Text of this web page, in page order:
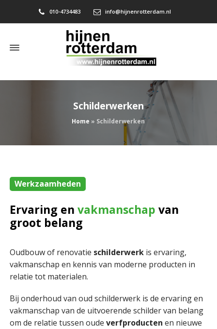
010-4734483 info@hijnenrotterdam.nl
Schilderwerken
Home » Schilderwerken
Werkzaamheden
Ervaring en vakmanschap van
groot belang
Oudbouw of renovatie schilderwerk is ervaring,
vakmanschap en kennis van moderne producten in
relatie tot materialen.
Bij onderhoud van oud schilderwerk is de ervaring en
vakmanschap van de uitvoerende schilder van belang
om de relatie tussen oude verfproducten en nieuwe